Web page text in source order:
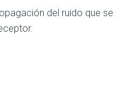
del ruido que se